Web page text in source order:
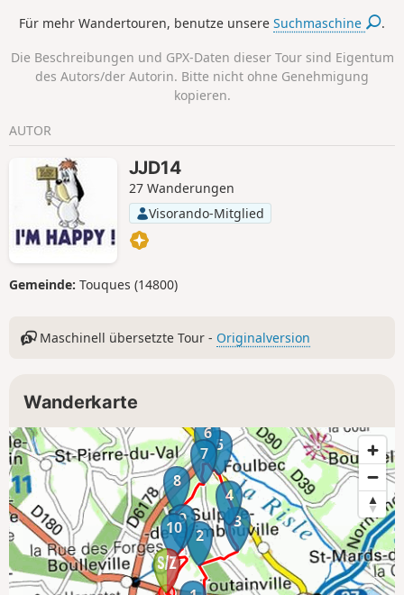
Für mehr Wandertouren, benutze unsereSuchmaschine .
Die Beschreibungen und GPX-Daten dieser Tour sind Eigentum
des Autors/der Autorin. Bitte nicht ohne Genehmigung
kopieren.
AUTOR
JJD14
27 Wanderungen
Visorando-Mitglied
Gemeinde: Touques (14800)
Maschinell übersetzte Tour - Originalversion
Wanderkarte
2
3
4
5
6
7
8
9
10